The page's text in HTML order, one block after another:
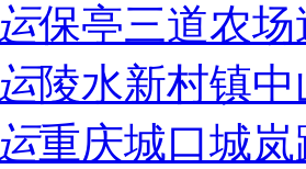
保亭三道农
陵水新村镇
重庆城口城